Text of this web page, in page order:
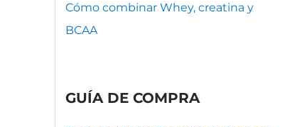
Cómo combinar Whey, creatina y
BCAA
GUÍA DE COMPRA